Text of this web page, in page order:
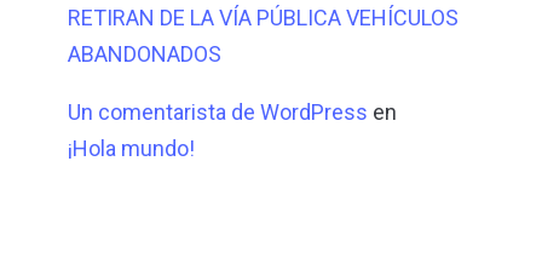
RETIRAN DE LA VÍA PÚBLICA VEHÍCULOS
ABANDONADOS
Un comentarista de WordPress en
¡Hola mundo!